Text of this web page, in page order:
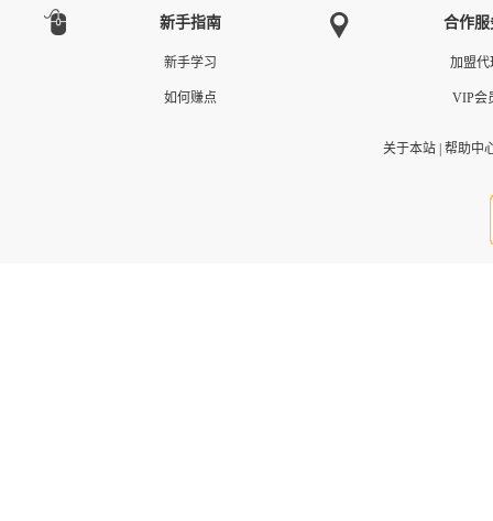
新手指南
新手学习
如何赚点
合作服
加盟代
VIP会
关于本站| 帮助中